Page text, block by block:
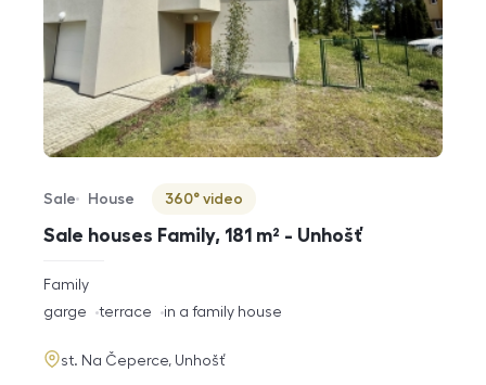
Sale houses Family, 181 m² - Unhošť
Offer type
Sale
Property type
House
Virtuální prohlídka
360° video
rozměry
disposition
Family
funkce
garge terrace in a family house
adresa
st. Na Čeperce, Unhošť